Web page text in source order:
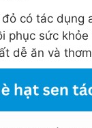
có tác dụng
phục sức
dễ ăn và